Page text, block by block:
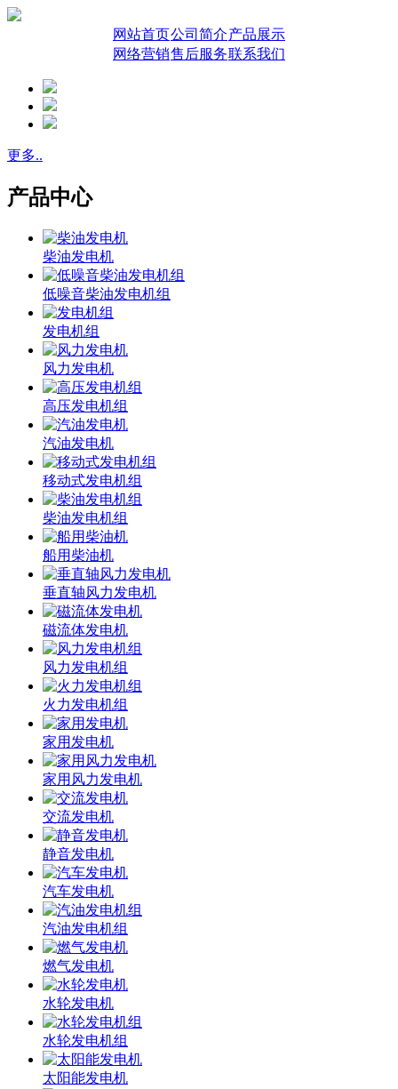
网站首页公司简介产品展示
网络营销售后服务联系我们
更多..
产品中心
柴油发电机
低噪音柴油发电机组
发电机组
风力发电机
高压发电机组
汽油发电机
移动式发电机组
柴油发电机组
船用柴油机
垂直轴风力发电机
磁流体发电机
风力发电机组
火力发电机组
家用发电机
家用风力发电机
交流发电机
静音发电机
汽车发电机
汽油发电机组
燃气发电机
水轮发电机
水轮发电机组
太阳能发电机